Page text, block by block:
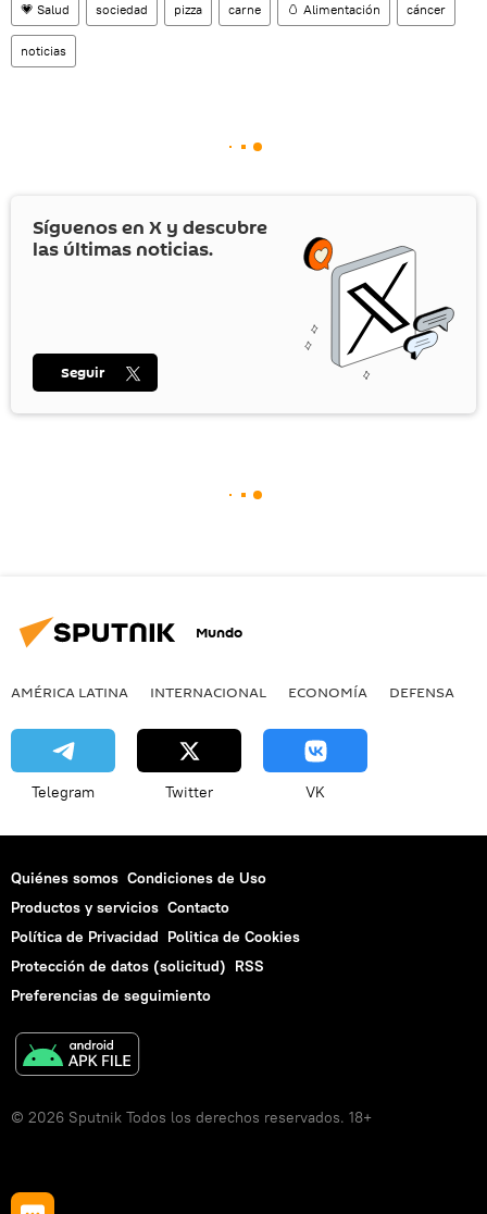
💗 Salud sociedad pizza carne 🥚 Alimentación cáncer
noticias
Síguenos en X y descubre
las últimas noticias.
Seguir
Mundo
AMÉRICA LATINA INTERNACIONAL ECONOMÍA DEFENSA
Telegram Twitter VK
Quiénes somos Condiciones de Uso
Productos y servicios Contacto
Política de Privacidad Politica de Cookies
Protección de datos (solicitud) RSS
Preferencias de seguimiento
© 2026 Sputnik Todos los derechos reservados. 18+